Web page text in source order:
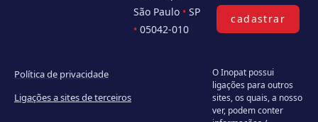
São Paulo •SP
• 05042-010
cadastrar
Política de privacidade
Ligações a sites de terceiros
O Inopat possui
ligações para outros
sites, os quais, a nosso
ver, podem conter